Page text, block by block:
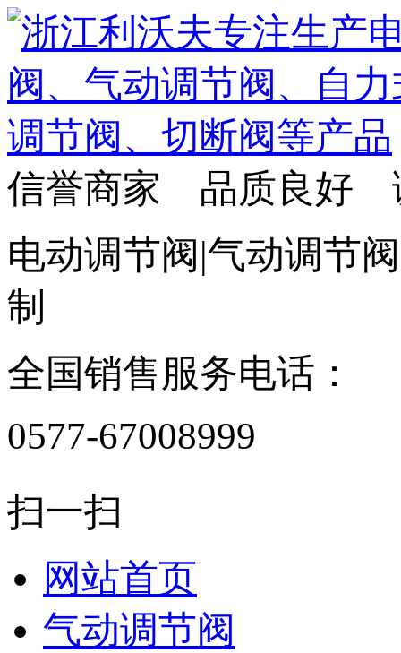
信誉商家 品质良好
电动调节阀|气动调节
制
全国销售服务电话：
0577-67008999
扫一扫
网站首页
气动调节阀